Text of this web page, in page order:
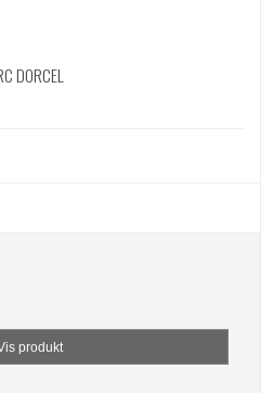
DORCEL
produkt